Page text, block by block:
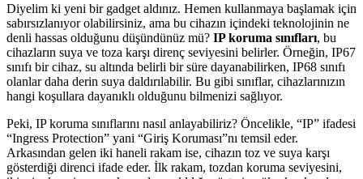
Diyelim ki yeni bir gadget aldınız. Hemen kullanmaya başlamak için
sabırsızlanıyor olabilirsiniz, ama bu cihazın içindeki teknolojinin ne
denli hassas olduğunu düşündünüz mü? IP koruma sınıfları, bu
cihazların suya ve toza karşı direnç seviyesini belirler. Örneğin, IP67
sınıfı bir cihaz, su altında belirli bir süre dayanabilirken, IP68 sınıfı
olanlar daha derin suya daldırılabilir. Bu gibi sınıflar, cihazlarınızın
hangi koşullara dayanıklı olduğunu bilmenizi sağlıyor.
Peki, IP koruma sınıflarını nasıl anlayabiliriz? Öncelikle, “IP” ifadesi
“Ingress Protection” yani “Giriş Koruması”nı temsil eder.
Arkasından gelen iki haneli rakam ise, cihazın toz ve suya karşı
gösterdiği direnci ifade eder. İlk rakam, tozdan koruma seviyesini,